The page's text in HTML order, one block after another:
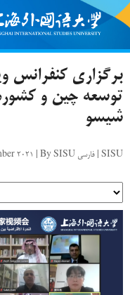
برگزاری کنفرانس
شیسو
13 December 2021 | By SISU فارسی | SISU